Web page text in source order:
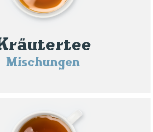
Kräutertee
Mischungen